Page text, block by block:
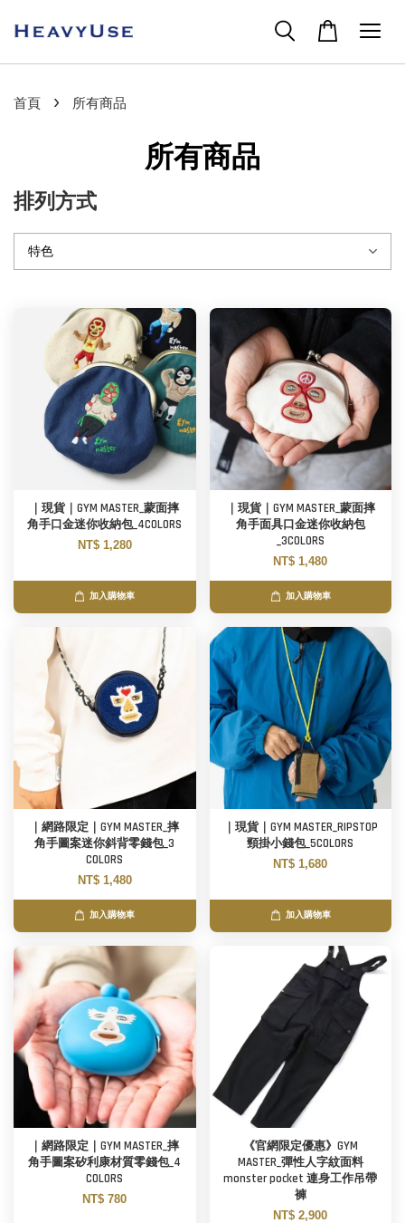
首頁 › 所有商品
所有商品
排列方式
｜現貨｜GYM MASTER_蒙面摔
角手口金迷你收納包_4COLORS
NT$ 1,280
加入購物車
｜現貨｜GYM MASTER_蒙面摔
角手面具口金迷你收納包
_3COLORS
NT$ 1,480
加入購物車
｜網路限定｜GYM MASTER_摔
角手圖案迷你斜背零錢包_3
COLORS
NT$ 1,480
加入購物車
｜現貨｜GYM MASTER_RIPSTOP
頸掛小錢包_5COLORS
NT$ 1,680
加入購物車
｜網路限定｜GYM MASTER_摔
角手圖案矽利康材質零錢包_4
COLORS
NT$ 780
《官網限定優惠》GYM
MASTER_彈性人字紋面料
monster pocket 連身工作吊帶
褲
NT$ 2,900